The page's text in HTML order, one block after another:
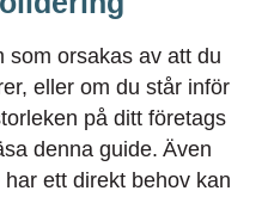
som orsakas av att du
eller om du står inför
på ditt företags
denna guide. Även
ett direkt behov kan